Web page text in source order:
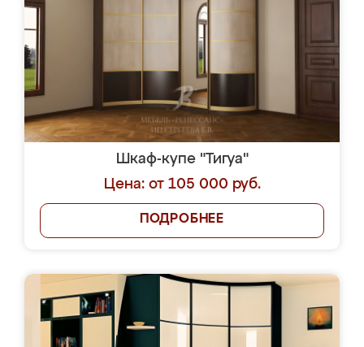
Шкаф-купе "Тигуа"
Цена: от 105 000 руб.
ПОДРОБНЕЕ